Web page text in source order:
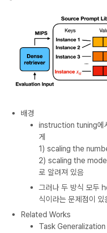
배경
instruction tuning에
게
1) scaling the
2) scaling the
로 알려져 있음
그러나 두 방식 모두
식이라는 문제점이 있
Related Works
Task